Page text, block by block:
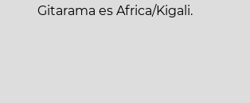
Gitarama es Africa/Kigali.